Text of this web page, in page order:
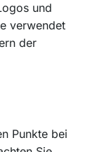
und
verwendet
der
Punkte bei